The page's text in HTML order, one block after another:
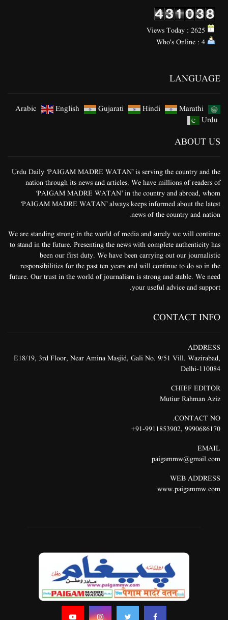
LANGUAGE
Arabic English Gujarati Hindi
Marathi
Urdu
ABOUT US
Urdu Daily ‘PAIGAM MADRE WATAN’ is serving the country and the
nation through its news and articles. We have millions of readers of
‘PAIGAM MADRE WATAN’ in the country and abroad, whom
‘PAIGAM MADRE WATAN’ always keeps informed about the latest
news of the country and nation.
We are standing strong in the world of media and surely we will continue
to stand in the future. Presenting the news with complete authenticity has
been our first duty. We have been carrying out our journalistic
responsibilities for the past ten years and will continue to do so in the
future. Our trust in the world of journalism is strong and stable. We need
your useful advice and support.
CONTACT INFO
ADDRESS
E18/19, 3rd Floor, Near Amina Masjid, Gali No. 9/51 Vill. Wazirabad,
Delhi-110084
CHIEF EDITOR
Mutiur Rahman Aziz
CONTACT NO.
9990686170
,
91-9911853902+
EMAIL
paigammw@gmail.com
WEB ADDRESS
www.paigammw.com